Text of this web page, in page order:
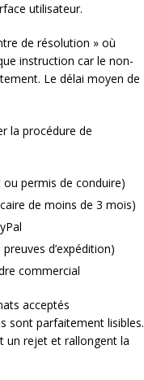
utilisateur.
de résolution » où
instruction car le non-
Le délai moyen de
la procédure de
ou permis de conduire)
de moins de 3 mois)
d’expédition)
commercial
acceptés
sont parfaitement lisibles.
un rejet et rallongent la